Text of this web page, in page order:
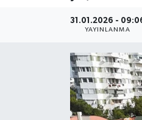
31.01.2026 -
YAYINLANMA
Kültür & Sanat
Magazin
Resmi İlan